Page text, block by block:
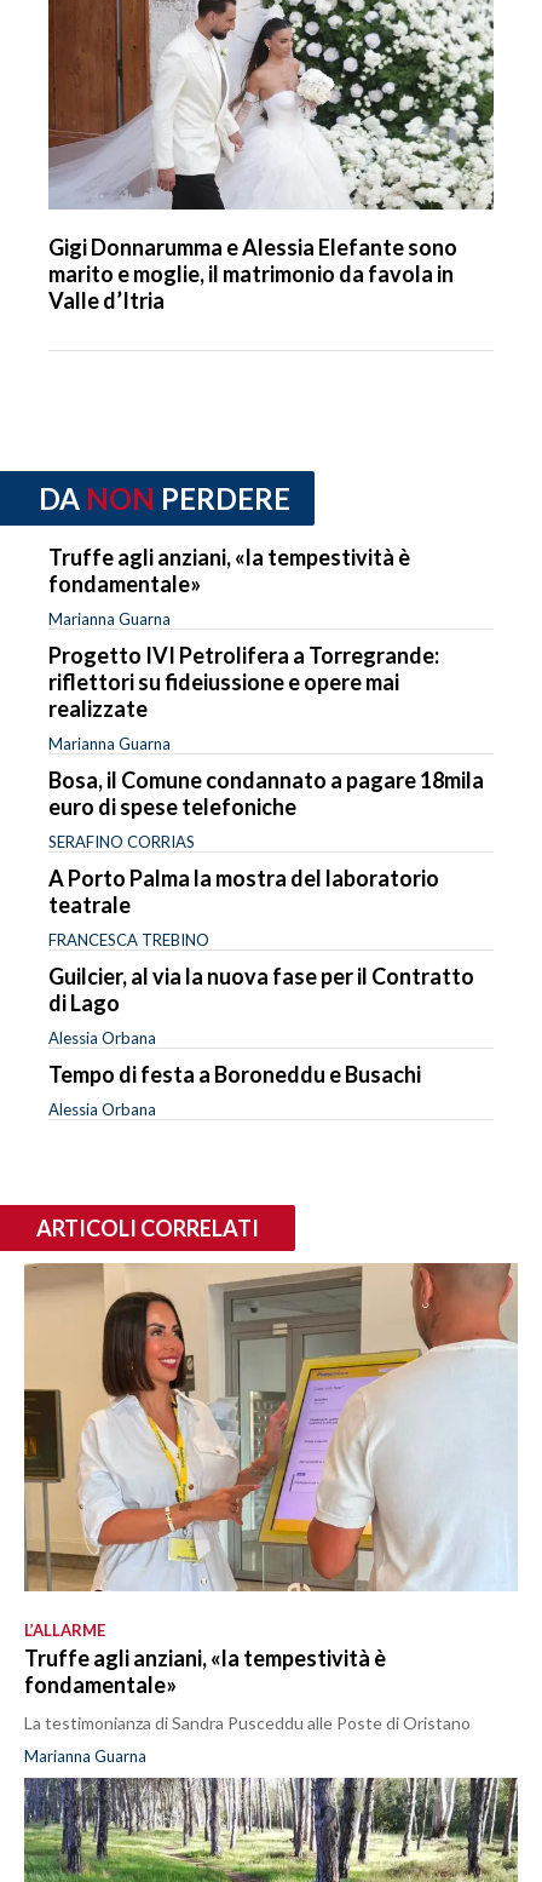
Gigi Donnarumma e Alessia Elefante sono
marito e moglie, il matrimonio da favola in
Valle d’Itria
DA NON PERDERE
Truffe agli anziani, «la tempestività è
fondamentale»
Marianna Guarna
Progetto IVI Petrolifera a Torregrande:
riflettori su fideiussione e opere mai
realizzate
Marianna Guarna
Bosa, il Comune condannato a pagare 18mila
euro di spese telefoniche
SERAFINO CORRIAS
A Porto Palma la mostra del laboratorio
teatrale
FRANCESCA TREBINO
Guilcier, al via la nuova fase per il Contratto
di Lago
Alessia Orbana
Tempo di festa a Boroneddu e Busachi
Alessia Orbana
ARTICOLI CORRELATI
L’ALLARME
Truffe agli anziani, «la tempestività è
fondamentale»
La testimonianza di Sandra Pusceddu alle Poste di Oristano
Marianna Guarna